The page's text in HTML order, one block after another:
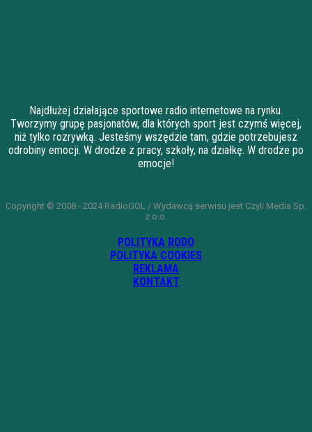
Najdłużej działające sportowe radio internetowe na rynku.
Tworzymy grupę pasjonatów, dla których sport jest czymś więcej,
niż tylko rozrywką. Jesteśmy wszędzie tam, gdzie potrzebujesz
odrobiny emocji. W drodze z pracy, szkoły, na działkę. W drodze po
emocje!
Copyright © 2008 - 2024 RadioGOL / Wydawcą serwisu jest Czyli Media Sp.
z o.o.
POLITYKA RODO
POLITYKA COOKIES
REKLAMA
KONTAKT